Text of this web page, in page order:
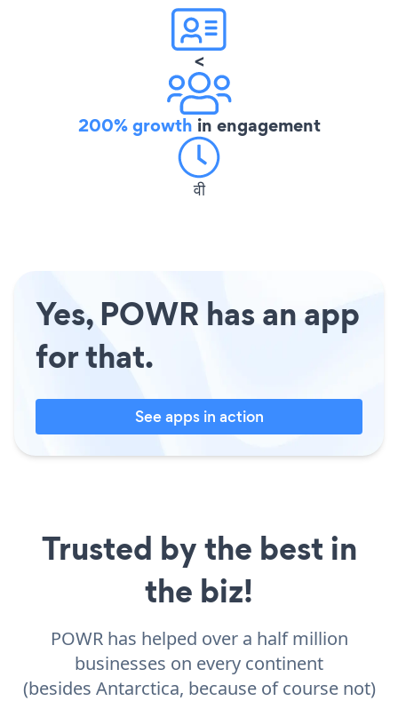
<
200% growth in engagement
वी
Yes, POWR has an app
for that.
See apps in action
Trusted by the best in
the biz!
POWR has helped over a half million
businesses on every continent
(besides Antarctica, because of course not)